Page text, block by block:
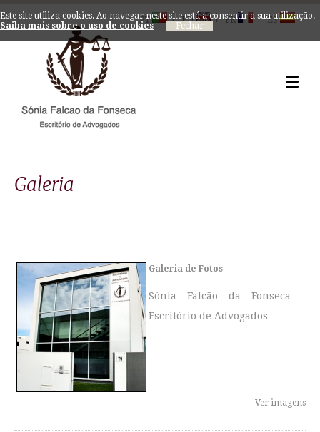
PT | EN | FR | ES
Galeria
Galeria de Fotos
Sónia Falcão da Fonseca -
Escritório de Advogados
Ver imagens
Este site utiliza cookies. Ao navegar neste site está a consentir a sua utilização.
Saiba mais sobre o uso de cookies